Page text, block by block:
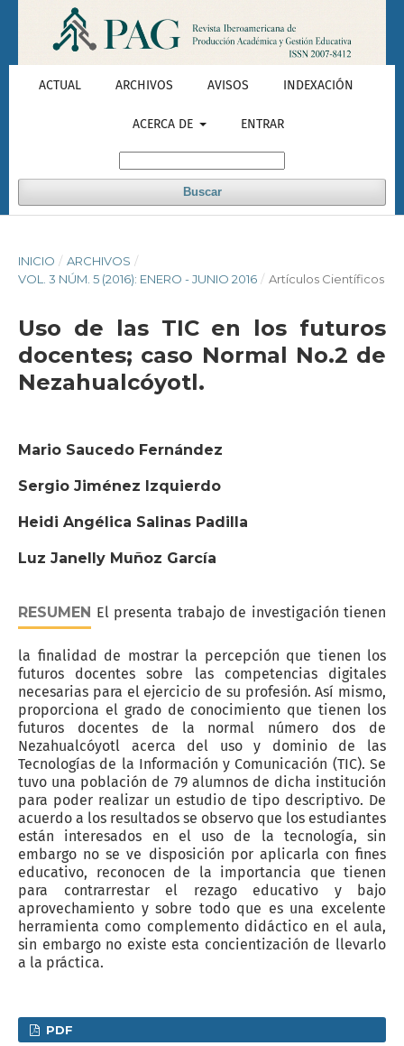
ACTUAL ARCHIVOS AVISOS INDEXACIÓN
ACERCA DE ENTRAR
Buscar
INICIO / ARCHIVOS /
VOL. 3 NÚM. 5 (2016): ENERO - JUNIO 2016 / Artículos Científicos
Uso de las TIC en los futuros
docentes; caso Normal No.2 de
Nezahualcóyotl.
Mario Saucedo Fernández
Sergio Jiménez Izquierdo
Heidi Angélica Salinas Padilla
Luz Janelly Muñoz García
RESUMEN El presenta trabajo de investigación tienen
la finalidad de mostrar la percepción que tienen los
futuros docentes sobre las competencias digitales
necesarias para el ejercicio de su profesión. Así mismo,
proporciona el grado de conocimiento que tienen los
futuros docentes de la normal número dos de
Nezahualcóyotl acerca del uso y dominio de las
Tecnologías de la Información y Comunicación (TIC). Se
tuvo una población de 79 alumnos de dicha institución
para poder realizar un estudio de tipo descriptivo. De
acuerdo a los resultados se observo que los estudiantes
están interesados en el uso de la tecnología, sin
embargo no se ve disposición por aplicarla con fines
educativo, reconocen de la importancia que tienen
para contrarrestar el rezago educativo y bajo
aprovechamiento y sobre todo que es una excelente
herramienta como complemento didáctico en el aula,
sin embargo no existe esta concientización de llevarlo
a la práctica.
PDF